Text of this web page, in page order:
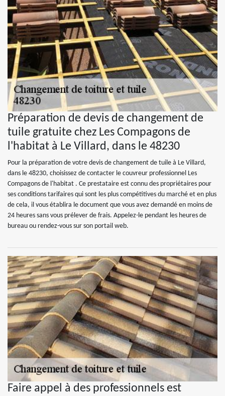
Préparation de devis de changement de
tuile gratuite chez Les Compagons de
l'habitat à Le Villard, dans le 48230
Pour la préparation de votre devis de changement de tuile à Le Villard,
dans le 48230, choisissez de contacter le couvreur professionnel Les
Compagons de l'habitat . Ce prestataire est connu des propriétaires pour
ses conditions tarifaires qui sont les plus compétitives du marché et en plus
de cela, il vous établira le document que vous avez demandé en moins de
24 heures sans vous prélever de frais. Appelez-le pendant les heures de
bureau ou rendez-vous sur son portail web.
Faire appel à des professionnels est